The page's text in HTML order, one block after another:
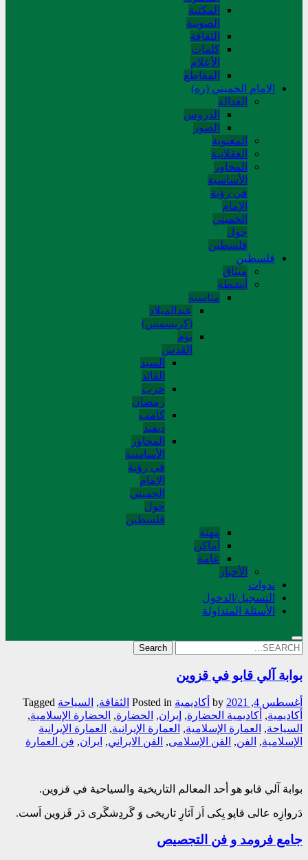
المکتبة
الصوتیة
الثقافة
کلمات
الأعلام
المقاطع
الامام الخميني (ره)
العدالة
الدروس
الصور
المعنوية
العقلانية
المحاور
الأساسیة
في رؤیة
الإمام
الخمیني
حول
فلسطین
فلسطین
میثاق
أنشطة
مناسبة
عیدالمیلاد
(کریسمس)
یوم
القدس
السید
القائد
حرب
رمضان
کامب
دیفید
المحاور
الأساسية
في رؤية
الإمام
الخميني
حول
فلسطین
مهنة
أماکن
عامة
الأخبار
ندوات
التسجیل/الدخول
الأسئلة المتداولة
Search
for:
بوابة آلي قابو في قزوين
أغسطس 4, 2021 أکادیمیة Posted in الثقافة, السیاحة Tagged
أکاديمية, أکاديمية الحضارة, إيران, الحضارة, الحضارة الإسلامية,
السياحة, العمارة الإسلامیة, العمارة الإیرانیة, العمارة الإیرانیة
الإسلامیة, الفن, الفن الإسلامی, الفن الایراني, ايران, فن العمارة
بوابة آلي قابو هو أحد المعالم التاريخية والسياحية في قزوين.
دَروازِه عالی قاپو یِکی اَز آثارِ تاریخی وَ گَردِشگَری دَر قَزوین اَست.
جامع فرومد و فن التجصیص